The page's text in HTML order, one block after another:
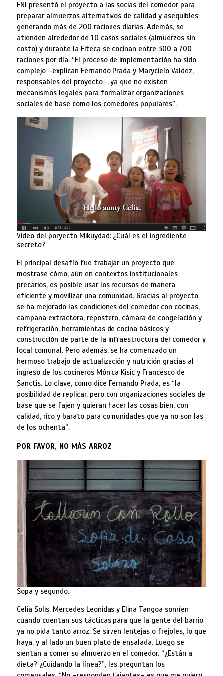
FNI presentó el proyecto a las socias del comedor para
preparar almuerzos alternativos de calidad y asequibles
generando más de 200 raciones diarias. Además, se
atienden alrededor de 10 casos sociales (almuerzos sin
costo) y durante la Fiteca se cocinan entre 300 a 700
raciones por día. “El proceso de implementación ha sido
complejo –explican Fernando Prada y Marycielo Valdez,
responsables del proyecto–, ya que no existen
mecanismos legales para formalizar organizaciones
sociales de base como los comedores populares”.
Video del poryecto Mikuydad: ¿Cuál es el ingrediente
secreto?
El principal desafío fue trabajar un proyecto que
mostrase cómo, aún en contextos institucionales
precarios, es posible usar los recursos de manera
eficiente y movilizar una comunidad. Gracias al proyecto
se ha mejorado las condiciones del comedor con cocinas,
campana extractora, repostero, cámara de congelación y
refrigeración, herramientas de cocina básicos y
construcción de parte de la infraestructura del comedor y
local comunal. Pero además, se ha comenzado un
hermoso trabajo de actualización y nutrición gracias al
ingreso de los cocineros Mónica Kisic y Francesco de
Sanctis. Lo clave, como dice Fernando Prada, es “la
posibilidad de replicar, pero con organizaciones sociales de
base que se fajen y quieran hacer las cosas bien, con
calidad, rico y barato para comunidades que ya no son las
de los ochenta”.
POR FAVOR, NO MÁS ARROZ
Sopa y segundo.
Celia Solis, Mercedes Leonidas y Elina Tangoa sonríen
cuando cuentan sus tácticas para que la gente del barrio
ya no pida tanto arroz. Se sirven lentejas o frejoles, lo que
haya, y al lado un buen plato de ensalada. Luego se
sientan a comer su almuerzo en el comedor. “¿Están a
dieta? ¿Cuidando la línea?”, les preguntan los